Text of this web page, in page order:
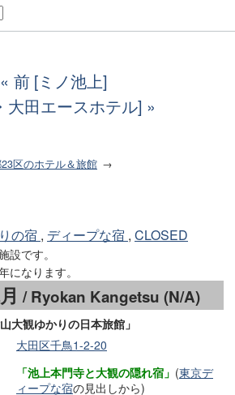
前 [ミノ池上]
大田エースホテル]
区のホテル＆旅館
の宿 , ディープな宿 , CLOSED
設です。
になります。
/ Ryokan Kangetsu (N/A)
大観ゆかりの日本旅館」
大田区千鳥1-2-20
「池上本門寺と大観の隠れ宿」 (東京デ
ィープな宿の見出しから)